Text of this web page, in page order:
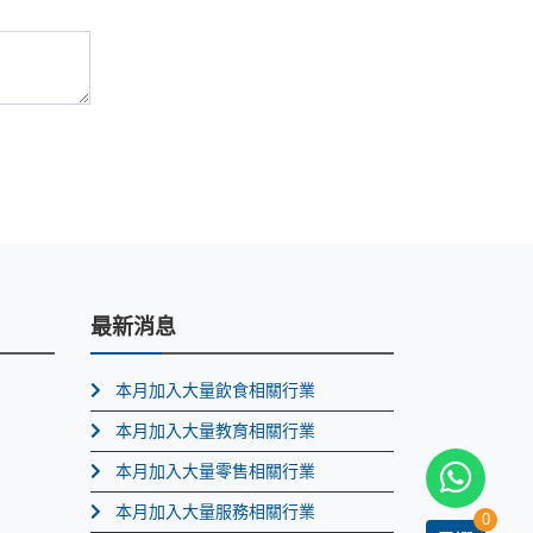
最新消息
本月加入大量飲食相關行業
本月加入大量教育相關行業
本月加入大量零售相關行業
本月加入大量服務相關行業 0